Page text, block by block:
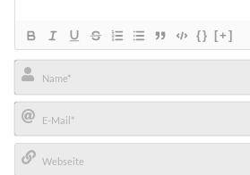
{} [+]
Name*
E-
Mail*